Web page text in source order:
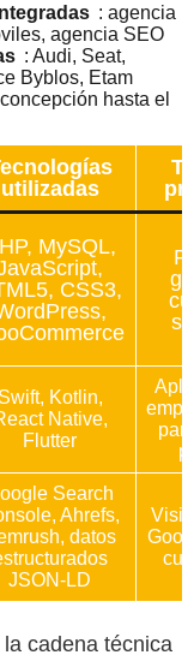
: agencia
agencia SEO
: Audi, Seat,
Byblos, Etam
hasta el
utilizadas
MySQL,
CSS3,
Swift, Kotlin,
Native,
Flutter
Search
Ahrefs,
datos
JSON-LD
cadena técnica